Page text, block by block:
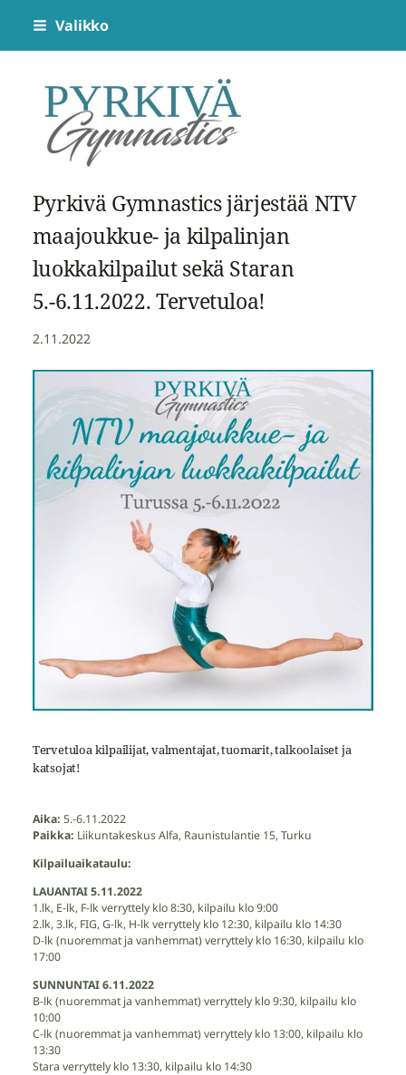
Siirry
sivun
sisältöön
Valikko
Pyrkivä Gymnastics
Pyrkivä Gymnastics järjestää NTV
maajoukkue- ja kilpalinjan
luokkakilpailut sekä Staran
5.-6.11.2022. Tervetuloa!
2.11.2022
Tervetuloa kilpailijat, valmentajat, tuomarit, talkoolaiset ja
katsojat!
Aika: 5.-6.11.2022
Paikka: Liikuntakeskus Alfa, Raunistulantie 15, Turku
Kilpailuaikataulu:
LAUANTAI 5.11.2022
1.lk, E-lk, F-lk verryttely klo 8:30, kilpailu klo 9:00
2.lk, 3.lk, FIG, G-lk, H-lk verryttely klo 12:30, kilpailu klo 14:30
D-lk (nuoremmat ja vanhemmat) verryttely klo 16:30, kilpailu klo
17:00
SUNNUNTAI 6.11.2022
B-lk (nuoremmat ja vanhemmat) verryttely klo 9:30, kilpailu klo
10:00
C-lk (nuoremmat ja vanhemmat) verryttely klo 13:00, kilpailu klo
13:30
Stara verryttely klo 13:30, kilpailu klo 14:30